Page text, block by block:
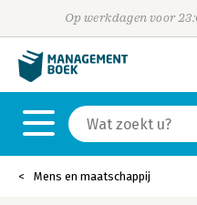
Op werkdagen voor
Mens en maatschappij